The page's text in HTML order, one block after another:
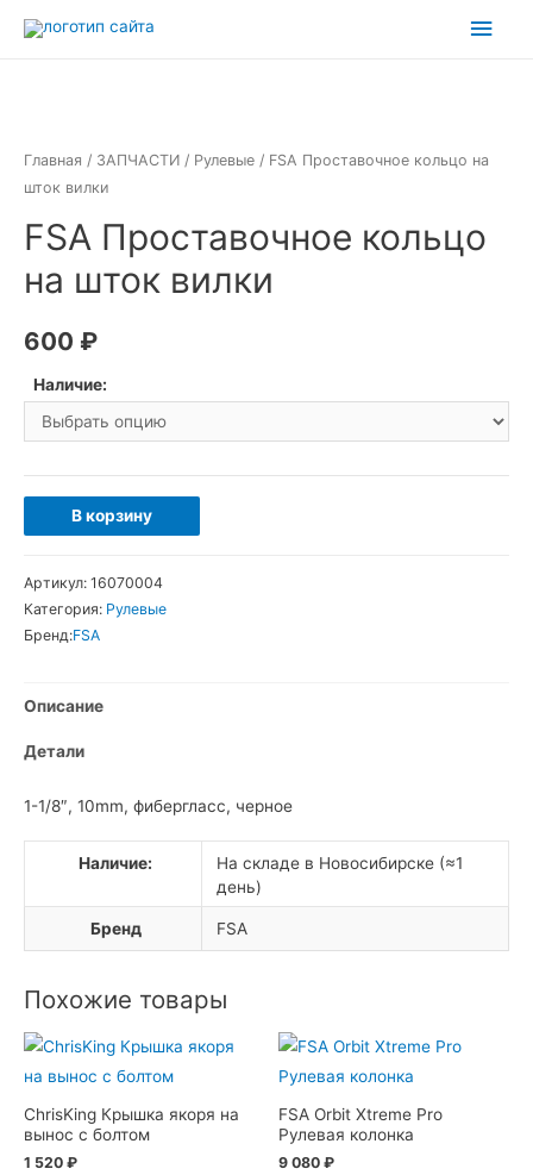
Главная / ЗАПЧАСТИ / Рулевые / FSA Проставочное кольцо на
шток вилки
FSA Проставочное кольцо
на шток вилки
600 ₽
Наличие:
Количество
товара
кольцо
вилки
В корзину
Артикул: 16070004
Категория: Рулевые
Бренд:FSA
Описание
Детали
1-1/8″, 10mm, фибергласс, черное
Наличие:
На складе в Новосибирске (≈1
день)
Бренд FSA
Похожие товары
ChrisKing Крышка якоря на
вынос с болтом
1 520 ₽
FSA Orbit Xtreme Pro
Рулевая колонка
9 080 ₽